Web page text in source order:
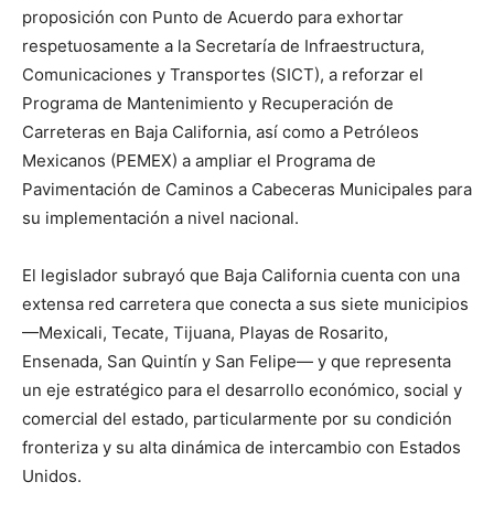
proposición con Punto de Acuerdo para exhortar
respetuosamente a la Secretaría de Infraestructura,
Comunicaciones y Transportes (SICT), a reforzar el
Programa de Mantenimiento y Recuperación de
Carreteras en Baja California, así como a Petróleos
Mexicanos (PEMEX) a ampliar el Programa de
Pavimentación de Caminos a Cabeceras Municipales para
su implementación a nivel nacional.
El legislador subrayó que Baja California cuenta con una
extensa red carretera que conecta a sus siete municipios
—Mexicali, Tecate, Tijuana, Playas de Rosarito,
Ensenada, San Quintín y San Felipe— y que representa
un eje estratégico para el desarrollo económico, social y
comercial del estado, particularmente por su condición
fronteriza y su alta dinámica de intercambio con Estados
Unidos.